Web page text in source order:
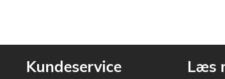
Kundeservice Læs